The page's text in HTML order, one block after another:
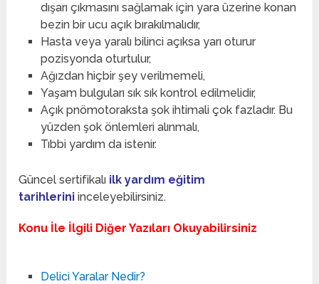
dışarı çıkmasını sağlamak için yara üzerine konan
bezin bir ucu açık bırakılmalıdır,
Hasta veya yaralı bilinci açıksa yarı oturur
pozisyonda oturtulur,
Ağızdan hiçbir şey verilmemeli,
Yaşam bulguları sık sık kontrol edilmelidir,
Açık pnömotoraksta şok ihtimali çok fazladır. Bu
yüzden şok önlemleri alınmalı,
Tıbbi yardım da istenir.
Güncel sertifikalı ilk yardım eğitim
tarihlerini inceleyebilirsiniz.
Konu İle İlgili Diğer Yazıları Okuyabilirsiniz
Delici Yaralar Nedir?